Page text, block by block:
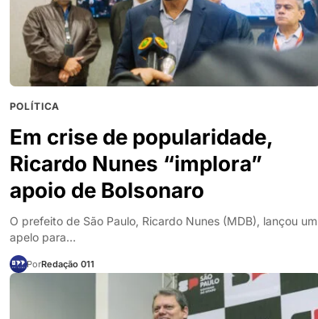
POLÍTICA
Em crise de popularidade,
Ricardo Nunes “implora”
apoio de Bolsonaro
O prefeito de São Paulo, Ricardo Nunes (MDB), lançou um
apelo para…
PorRedação 011